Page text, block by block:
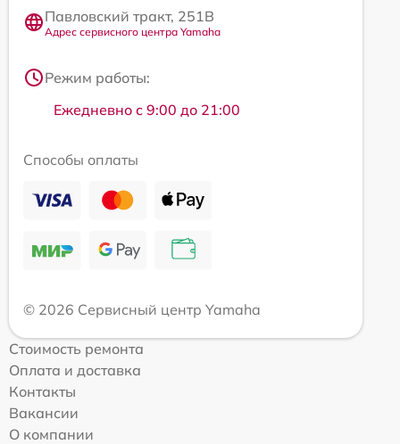
Павловский тракт, 251В
Адрес сервисного центра Yamaha
Режим работы:
Ежедневно с 9:00 до 21:00
Способы оплаты
© 2026 Сервисный центр Yamaha
Стоимость ремонта
Оплата и доставка
Контакты
Вакансии
О компании